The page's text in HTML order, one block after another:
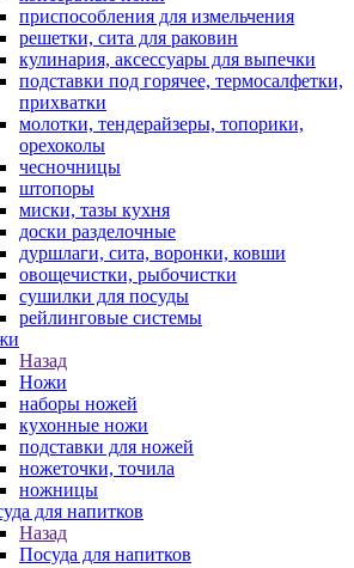
приспособления для измельчения
решетки, сита для раковин
кулинария, аксессуары для выпечки
подставки под горячее, термосалфетки,
прихватки
молотки, тендерайзеры, топорики,
орехоколы
чесночницы
штопоры
миски, тазы кухня
доски разделочные
дуршлаги, сита, воронки, ковши
овощечистки, рыбочистки
сушилки для посуды
рейлинговые системы
Назад
Ножи
наборы ножей
кухонные ножи
подставки для ножей
ножеточки, точила
ножницы
для напитков
Назад
Посуда для напитков